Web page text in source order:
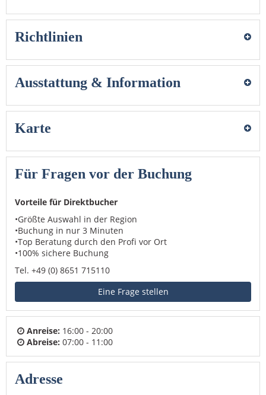
Richtlinien
Ausstattung & Information
Karte
Für Fragen vor der Buchung
Vorteile für Direktbucher
•Größte Auswahl in der Region
•Buchung in nur 3 Minuten
•Top Beratung durch den Profi vor Ort
•100% sichere Buchung
Tel. +49 (0) 8651 715110
Eine Frage stellen
Anreise: 16:00 - 20:00
Abreise: 07:00 - 11:00
Adresse